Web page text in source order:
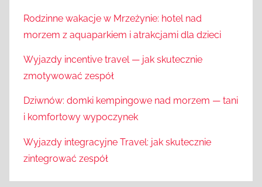
Rodzinne wakacje w Mrzeżynie: hotel nad
morzem z aquaparkiem i atrakcjami dla dzieci
Wyjazdy incentive travel — jak skutecznie
zmotywować zespół
Dziwnów: domki kempingowe nad morzem — tani
i komfortowy wypoczynek
Wyjazdy integracyjne Travel: jak skutecznie
zintegrować zespół